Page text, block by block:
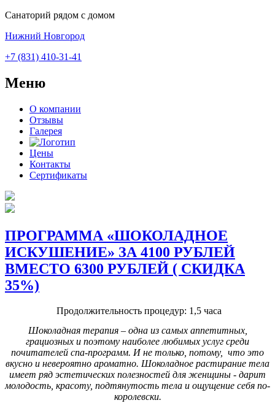
Санаторий рядом с домом
Нижний Новгород
+7 (831) 410-31-41
Меню
О компании
Отзывы
Галерея
Цены
Контакты
Сертификаты
ПРОГРАММА «ШОКОЛАДНОЕ
ИСКУШЕНИЕ» ЗА 4100 РУБЛЕЙ
ВМЕСТО 6300 РУБЛЕЙ ( СКИДКА
35%)
Продолжительность процедур: 1,5 часа
Шоколадная терапия – одна из самых аппетитных,
грациозных и поэтому наиболее любимых услуг среди
почитателей спа-программ. И не только, потому, что это
вкусно и невероятно ароматно. Шоколадное растирание тела
имеет ряд эстетических полезностей для женщины - дарит
молодость, красоту, подтянутость тела и ощущение себя по-
королевски.